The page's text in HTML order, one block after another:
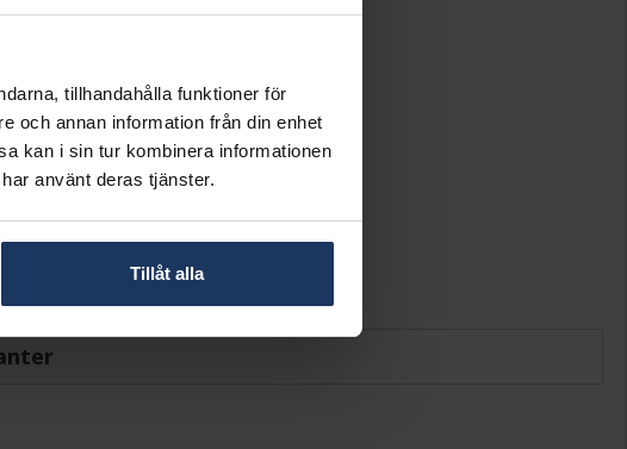
tillhandahålla funktioner för
och annan information från din enhet
kan i sin tur kombinera informationen
använt deras tjänster.
Tillåt alla
18K Gold
Diamant
16
Briljant
SI